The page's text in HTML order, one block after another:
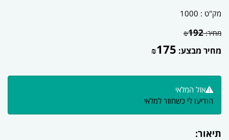
מק"ט : 1000
מחיר: ₪192
מחיר מבצע: ₪175
אזל המלאי
הודיעו לי כשחוזר למלאי
תיאור: